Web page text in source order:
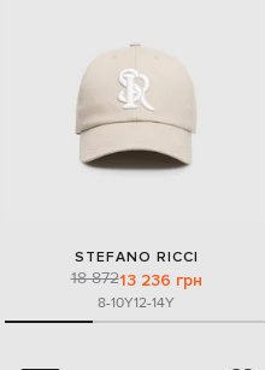
STEFANO RICCI
18 87213 236 грн
8-10Y12-14Y